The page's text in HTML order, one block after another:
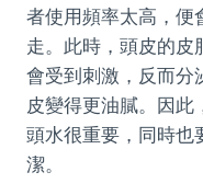
者使用頻率太高，便
走。此時，頭皮的皮
會受到刺激，反而分
皮變得更油膩。因
頭水很重要，同時也
潔。